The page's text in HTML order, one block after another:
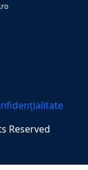
Reserved